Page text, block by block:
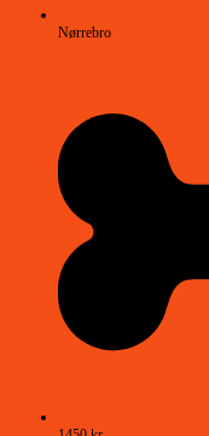
Nørrebro